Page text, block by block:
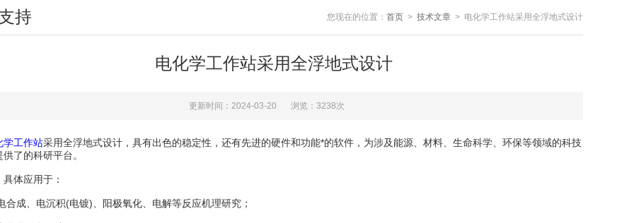
持 您现在的位置： 首页 > 技术文章 > 电化学工作站采用全浮地式设计
电化学工作站采用全浮地式设计
更新时间：2024-03-20 浏览：3238次
学工作站采用全浮地式设计，具有出色的稳定性，还有先进的硬件和功能*的软件，为涉及能源、材料、生命科学、环保等领域的科技
了的科研平台。
体应用于：
成、电沉积(电镀)、阳极氧化、电解等反应机理研究；